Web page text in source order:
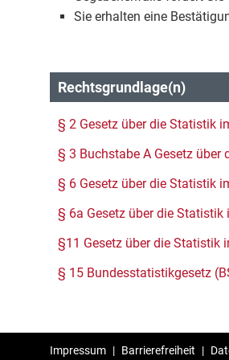
Sie erhalten eine
Rechtsgrundlage(n)
§ 2 Gesetz über die Statistik
§ 3 Buchstabe A Gesetz über
§ 6 Gesetz über die Statistik
§ 6a Gesetz über die Statistik
§11 Gesetz über die Statistik
§ 15 Bundesstatistikgesetz
Impressum | Barrierefreiheit |